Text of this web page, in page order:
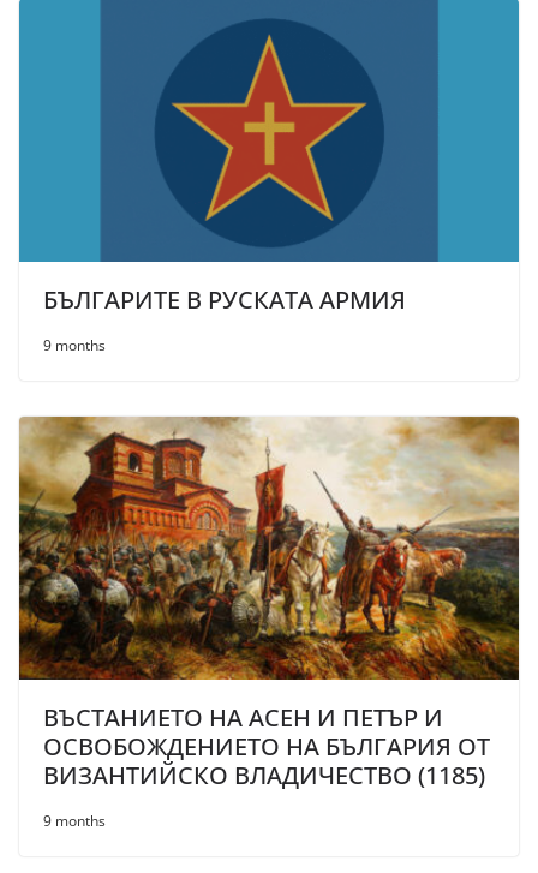
БЪЛГАРИТЕ В РУСКАТА АРМИЯ
9 months
ВЪСТАНИЕТО НА АСЕН И ПЕТЪР И
ОСВОБОЖДЕНИЕТО НА БЪЛГАРИЯ ОТ
ВИЗАНТИЙСКО ВЛАДИЧЕСТВО (1185)
9 months